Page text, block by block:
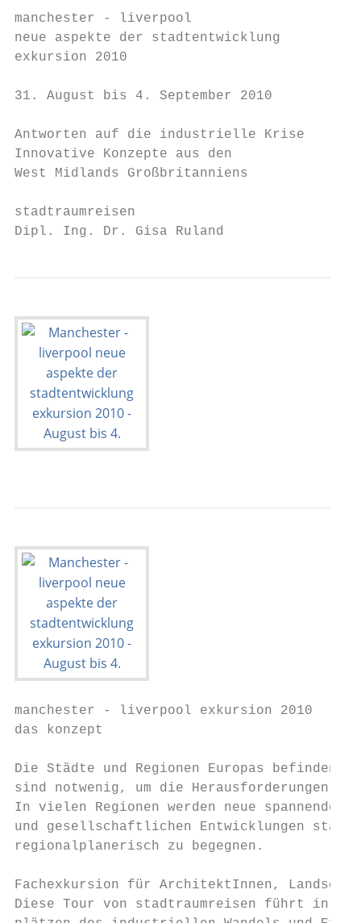
manchester - liverpool
neue aspekte der stadtentwicklung
exkursion 2010
31. August bis 4. September 2010
Antworten auf die industrielle Krise
Innovative Konzepte aus den
West Midlands Großbritanniens
stadtraumreisen
Dipl. Ing. Dr. Gisa Ruland
manchester - liverpool exkursion 2010
das konzept
Die Städte und Regionen Europas befinden
sind notwenig, um die Herausforderungen
In vielen Regionen werden neue
und gesellschaftlichen Entwicklungen
regionalplanerisch zu begegnen.
Fachexkursion für ArchitektInnen,
Diese Tour von stadtraumreisen führt in